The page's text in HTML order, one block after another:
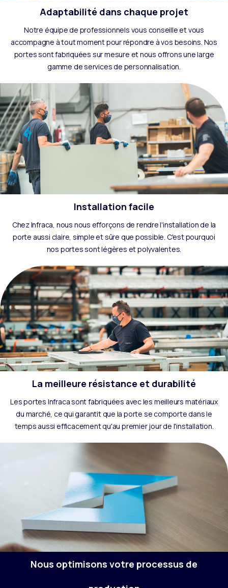
Adaptabilité dans chaque projet
Notre équipe de professionnels vous conseille et vous
accompagne à tout moment pour répondre à vos besoins. Nos
portes sont fabriquées sur mesure et nous offrons une large
gamme de services de personnalisation.
Installation facile
Chez Infraca, nous nous efforçons de rendre l'installation de la
porte aussi claire, simple et sûre que possible. C'est pourquoi
nos portes sont légères et polyvalentes.
La meilleure résistance et durabilité
Les portes Infraca sont fabriquées avec les meilleurs matériaux
du marché, ce qui garantit que la porte se comporte dans le
temps aussi efficacement qu'au premier jour de l'installation.
Nous optimisons votre processus de